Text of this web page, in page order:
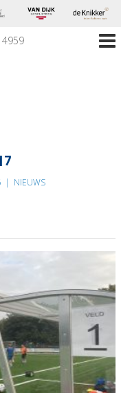
| NIEUWS